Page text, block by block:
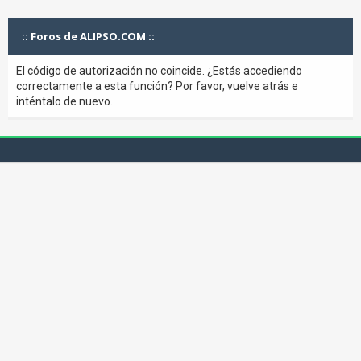
:: Foros de ALIPSO.COM ::
El código de autorización no coincide. ¿Estás accediendo
correctamente a esta función? Por favor, vuelve atrás e
inténtalo de nuevo.